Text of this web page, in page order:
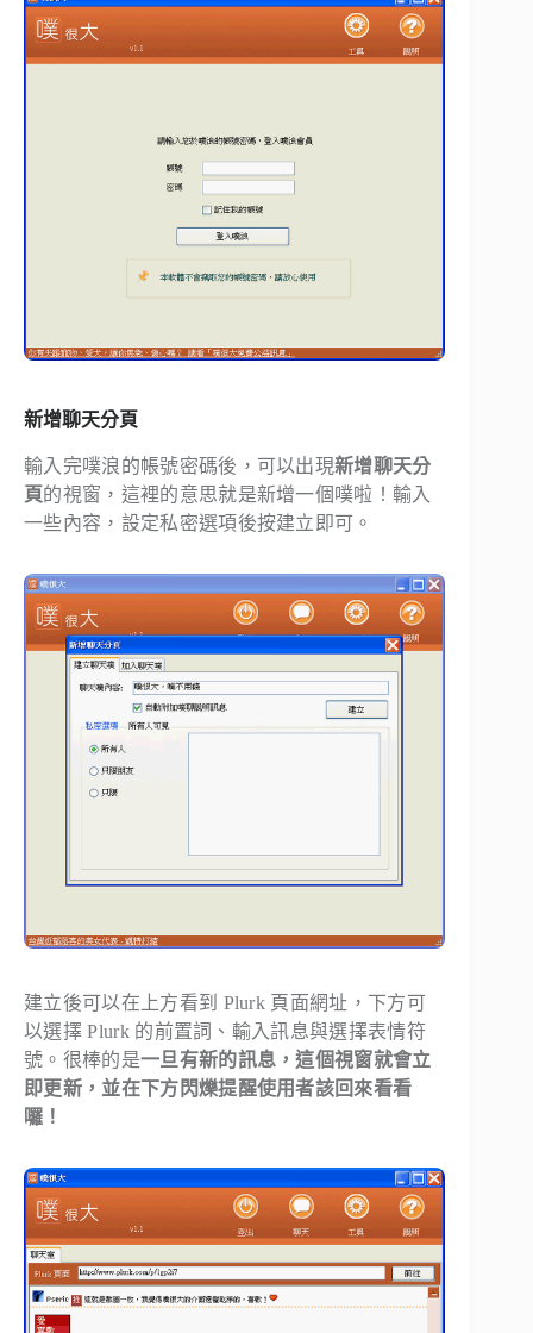
新增聊天分頁
輸入完噗浪的帳號密碼後，可以出現新增聊天分
頁的視窗，這裡的意思就是新增一個噗啦！輸入
一些內容，設定私密選項後按建立即可。
建立後可以在上方看到 Plurk 頁面網址，下方可
以選擇 Plurk 的前置詞、輸入訊息與選擇表情符
號。很棒的是一旦有新的訊息，這個視窗就會立
即更新，並在下方閃爍提醒使用者該回來看看
囉！